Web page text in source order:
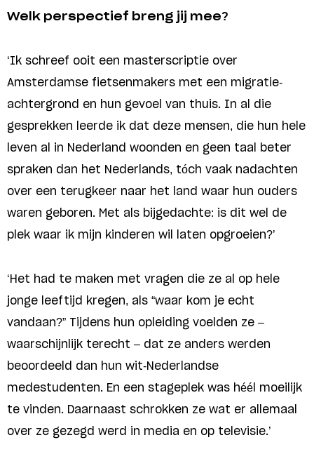
Welk perspectief breng jij mee?
‘Ik schreef ooit een masterscriptie over
Amsterdamse fietsenmakers met een migratie-
achtergrond en hun gevoel van thuis. In al die
gesprekken leerde ik dat deze mensen, die hun hele
leven al in Nederland woonden en geen taal beter
spraken dan het Nederlands, tóch vaak nadachten
over een terugkeer naar het land waar hun ouders
waren geboren. Met als bijgedachte: is dit wel de
plek waar ik mijn kinderen wil laten opgroeien?’
‘Het had te maken met vragen die ze al op hele
jonge leeftijd kregen, als “waar kom je echt
vandaan?” Tijdens hun opleiding voelden ze –
waarschijnlijk terecht – dat ze anders werden
beoordeeld dan hun wit-Nederlandse
medestudenten. En een stageplek was héél moeilijk
te vinden. Daarnaast schrokken ze wat er allemaal
over ze gezegd werd in media en op televisie.’